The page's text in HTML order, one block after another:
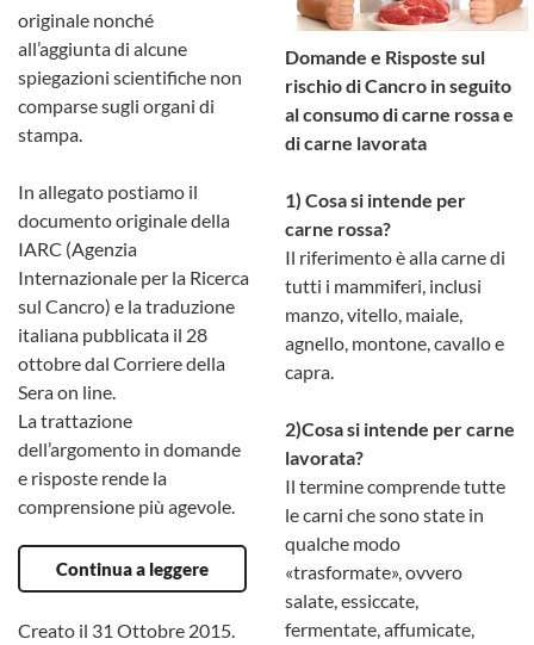
Domande e Risposte sul
rischio di Cancro in seguito
al consumo di carne rossa e
di carne lavorata
1) Cosa si intende per
carne rossa?
Il riferimento è alla carne di
tutti i mammiferi, inclusi
manzo, vitello, maiale,
agnello, montone, cavallo e
capra.
2)Cosa si intende per carne
lavorata?
Il termine comprende tutte
le carni che sono state in
qualche modo
«trasformate», ovvero
salate, essiccate,
fermentate, affumicate,
originale nonché
all’aggiunta di alcune
spiegazioni scientifiche non
comparse sugli organi di
stampa.
In allegato postiamo il
documento originale della
IARC (Agenzia
Internazionale per la Ricerca
sul Cancro) e la traduzione
italiana pubblicata il 28
ottobre dal Corriere della
Sera on line.
La trattazione
dell’argomento in domande
e risposte rende la
comprensione più agevole.
Continua a leggere
Creato il 31 Ottobre 2015.